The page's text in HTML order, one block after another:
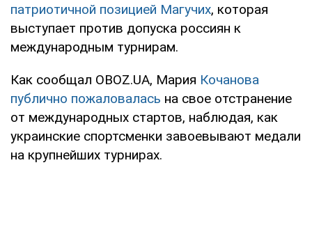
патриотичной позицией Магучих, которая
выступает против допуска россиян к
международным турнирам.
Как сообщал OBOZ.UA, Мария Кочанова
публично пожаловалась на свое отстранение
от международных стартов, наблюдая, как
украинские спортсменки завоевывают медали
на крупнейших турнирах.